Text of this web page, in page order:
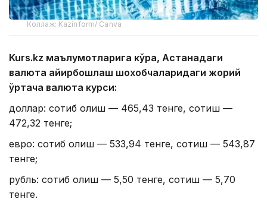
Коллаж: Kazinform/ Canva
Kurs.kz маълумотларига кўра, Астанадаги
валюта айирбошлаш шохобчаларидаги жорий
ўртача валюта курси:
доллар: сотиб олиш — 465,43 тенге, сотиш —
472,32 тенге;
евро: сотиб олиш — 533,94 тенге, сотиш — 543,87
тенге;
рубль: сотиб олиш — 5,50 тенге, сотиш — 5,70
тенге.